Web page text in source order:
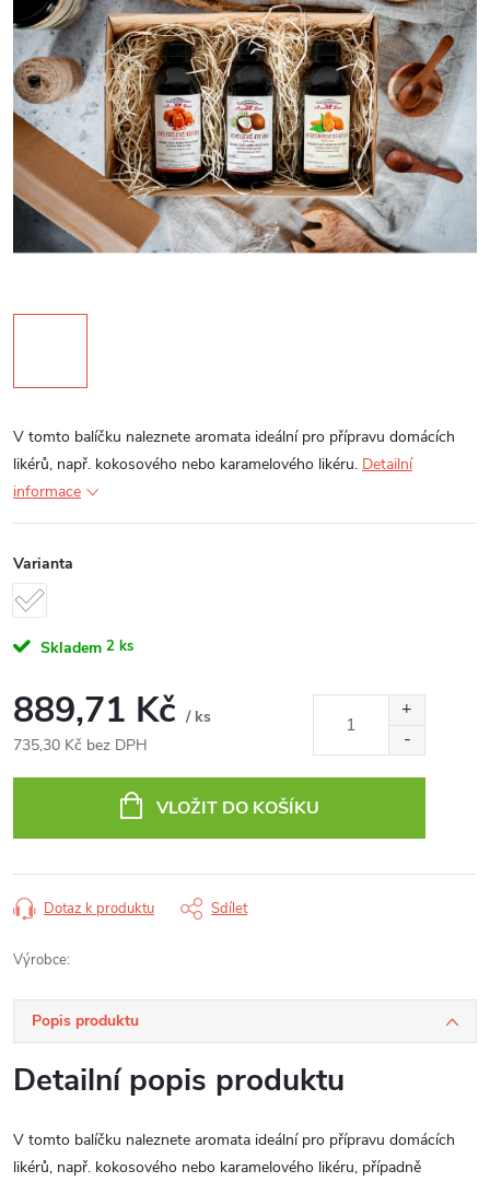
V tomto balíčku naleznete aromata ideální pro přípravu domácích
likérů, např. kokosového nebo karamelového likéru. Detailní
informace
Varianta
Skladem 2 ks
889,71 Kč / ks
735,30 Kč bez DPH
VLOŽIT DO KOŠÍKU
Dotaz k produktu Sdílet
Výrobce:
Popis produktu
Detailní popis produktu
V tomto balíčku naleznete aromata ideální pro přípravu domácích
likérů, např. kokosového nebo karamelového likéru, případně